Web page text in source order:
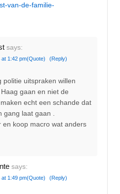
van-de-familie-
says:
1:42 pm(Quote) (Reply)
politie uitspraken willen
gaan en niet de
echt een schande dat
laat gaan .
en koop macro wat anders
says:
1:49 pm(Quote) (Reply)